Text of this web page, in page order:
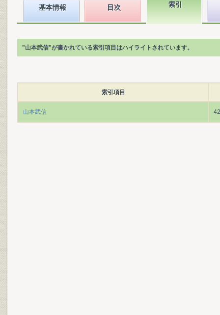
基本情報 目次 索引
"山本武信"が書かれている索引項目はハイライトされています。
索引項目
山本武信